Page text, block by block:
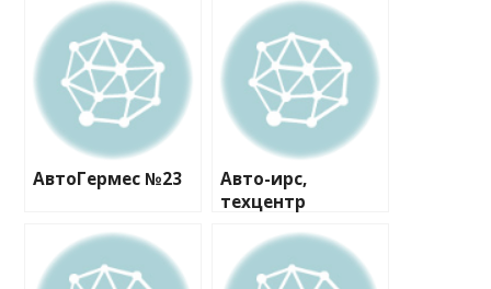
АвтоГермес №23
Авто-ирс,
техцентр